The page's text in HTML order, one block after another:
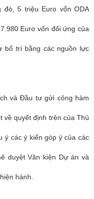
đó, 5 triệu Euro vốn ODA
Euro vốn đối ứng của
bố trí bằng các nguồn lực
và Đầu tư gửi công hàm
quyết định trên của Thủ
ý các ý kiến góp ý của các
duyệt Văn kiện Dự án và
hành.